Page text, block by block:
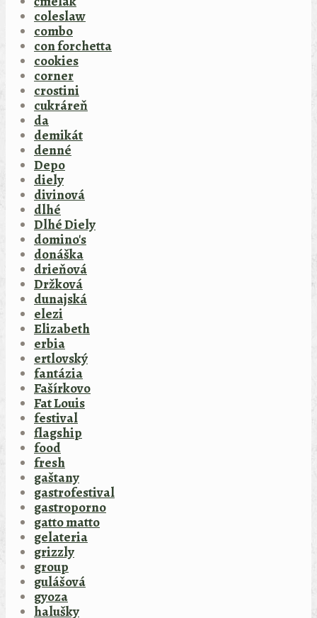
coleslaw
combo
con forchetta
cookies
corner
crostini
cukráreň
da
demikát
denné
Depo
diely
divinová
dlhé
Dlhé Diely
domino's
donáška
drieňová
Držková
dunajská
elezi
Elizabeth
erbia
ertlovský
fantázia
Fašírkovo
Fat Louis
festival
flagship
food
fresh
gaštany
gastrofestival
gastroporno
gatto matto
gelateria
grizzly
group
gulášová
gyoza
halušky